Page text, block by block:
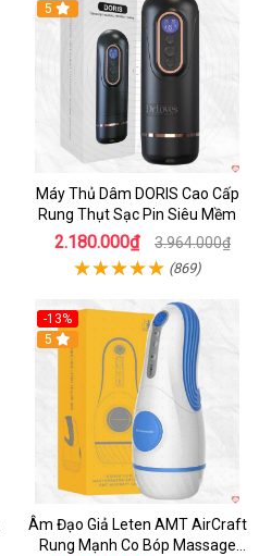
Hot
5
Máy Thủ Dâm DORIS Cao Cấp
Rung Thụt Sạc Pin Siêu Mềm
2.180.000₫ 3.964.000₫
(869)
-13%
5
Âm Đạo Giả Leten AMT AirCraft
Rung Mạnh Co Bóp Massage